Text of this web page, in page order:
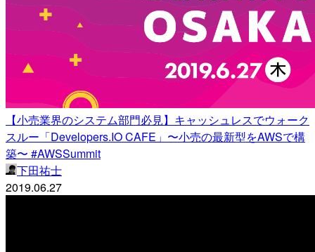
【小売業界のシステム部門必見】キャッシュレスでウォーク
スルー「Developers.IO CAFE」〜小売の最新型をAWSで構
築〜 #AWSSummit
下田祐士
2019.06.27